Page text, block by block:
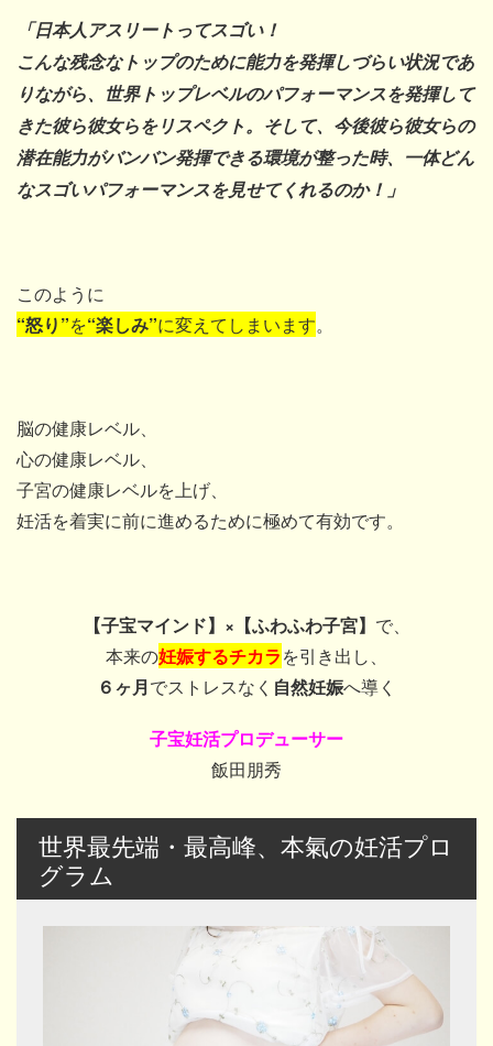
「日本人アスリートってスゴい！
こんな残念なトップのために能力を発揮しづらい状況であ
りながら、世界トップレベルのパフォーマンスを発揮して
きた彼ら彼女らをリスペクト。そして、今後彼ら彼女らの
潜在能力がバンバン発揮できる環境が整った時、一体どん
なスゴいパフォーマンスを見せてくれるのか！」
このように
“怒り”を“楽しみ”に変えてしまいます。
脳の健康レベル、
心の健康レベル、
子宮の健康レベルを上げ、
妊活を着実に前に進めるために極めて有効です。
【子宝マインド】×【ふわふわ子宮】 で、
本来の妊娠するチカラを引き出し、
６ヶ月でストレスなく 自然妊娠へ導く
子宝妊活プロデューサー
飯田朋秀
世界最先端・最高峰、本氣の妊活プロ
グラム